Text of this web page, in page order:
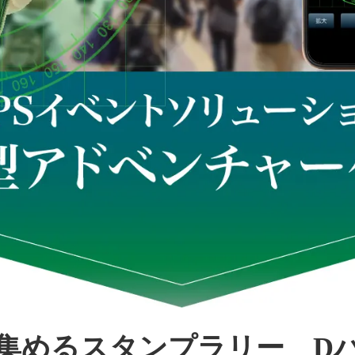
めるスタンプラリー D